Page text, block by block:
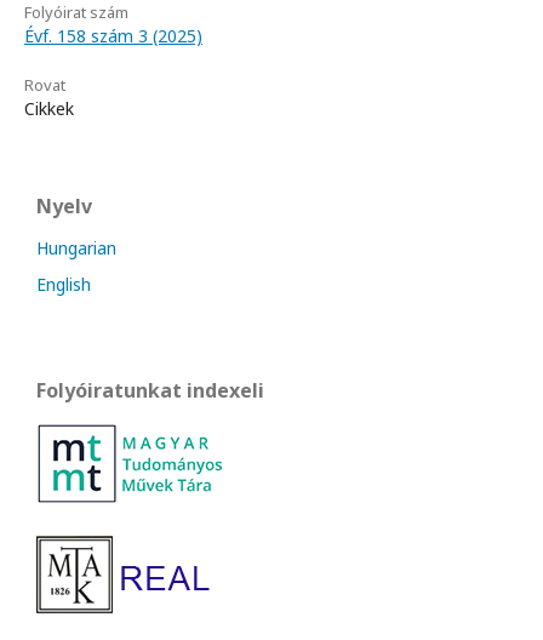
Folyóirat szám
Évf. 158 szám 3 (2025)
Rovat
Cikkek
Nyelv
Hungarian
English
Folyóiratunkat indexeli